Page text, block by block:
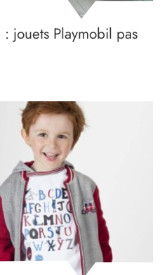
jouets Playmobil pas